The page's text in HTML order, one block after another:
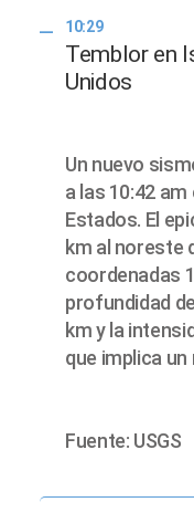
10:29
Temblor en
Unidos
Un nuevo
a las 10:42
Estados. El
km al noreste
coordenadas
profundidad
km y la
que implica
Fuente: USGS